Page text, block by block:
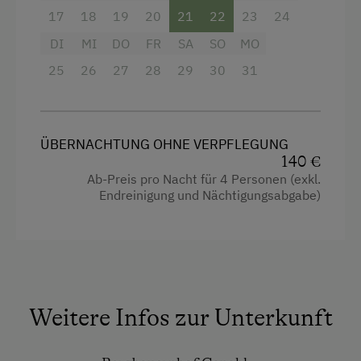
• zwei Doppelzimmer
Bettwäsche und Handtücher inkludiert!
Ausstattung
4 Plattenherd
Dusche
Fernseher
17 18 19 20 21 22 23
24
DI
25
MI
26
DO
27
FR
28
SA
29
SO
30
MO
31
ÜBERNACHTUNG OHNE VERPFLEGUNG
140 €
Ab-Preis pro Nacht für 4 Personen (exkl.
Endreinigung und Nächtigungsabgabe)
Weitere Infos zur Unterkunft